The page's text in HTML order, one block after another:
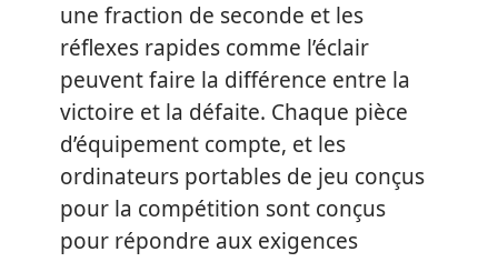
une fraction de seconde et les
réflexes rapides comme l’éclair
peuvent faire la différence entre la
victoire et la défaite. Chaque pièce
d’équipement compte, et les
ordinateurs portables de jeu conçus
pour la compétition sont conçus
pour répondre aux exigences